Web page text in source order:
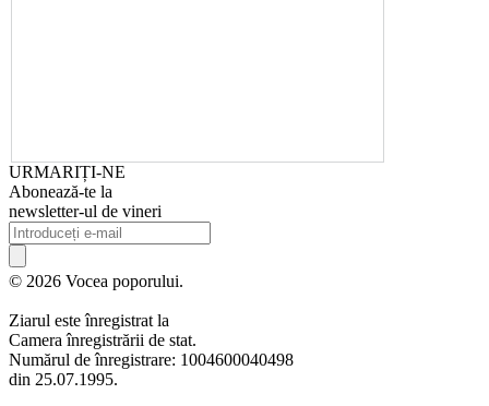
URMARIȚI-NE
Abonează-te la
newsletter-ul de vineri
© 2026 Vocea poporului.
Ziarul este înregistrat la
Camera înregistrării de stat.
Numărul de înregistrare: 1004600040498
din 25.07.1995.